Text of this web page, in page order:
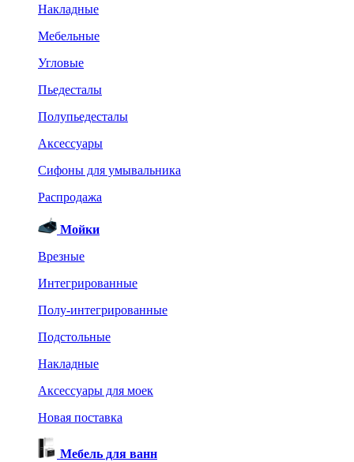
Накладные
Мебельные
Угловые
Пьедесталы
Полупьедесталы
Аксессуары
Сифоны для умывальника
Распродажа
Мойки
Врезные
Интегрированные
Полу-интегрированные
Подстольные
Накладные
Аксессуары для моек
Новая поставка
Мебель для ванн